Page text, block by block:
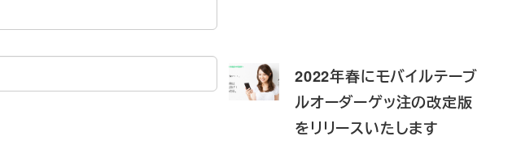
2022年春にモバイルテーブ
ルオーダーゲッ注の改定版
をリリースいたします